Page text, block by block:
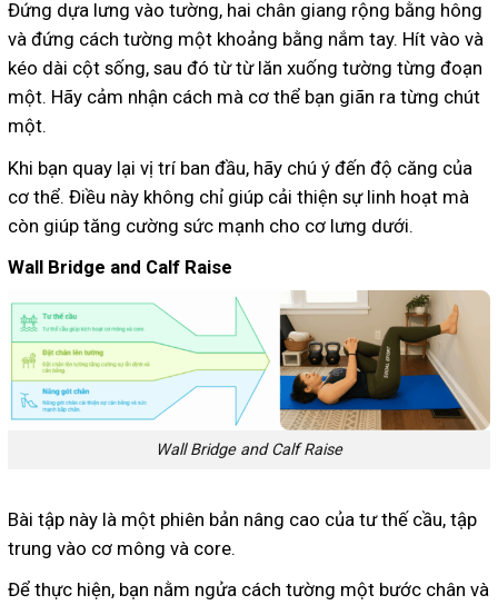
Đứng dựa lưng vào tường, hai chân giang rộng bằng hông
và đứng cách tường một khoảng bằng nắm tay. Hít vào và
kéo dài cột sống, sau đó từ từ lăn xuống tường từng đoạn
một. Hãy cảm nhận cách mà cơ thể bạn giãn ra từng chút
một.
Khi bạn quay lại vị trí ban đầu, hãy chú ý đến độ căng của
cơ thể. Điều này không chỉ giúp cải thiện sự linh hoạt mà
còn giúp tăng cường sức mạnh cho cơ lưng dưới.
Wall Bridge and Calf Raise
Wall Bridge and Calf Raise
Bài tập này là một phiên bản nâng cao của tư thế cầu, tập
trung vào cơ mông và core.
Để thực hiện, bạn nằm ngửa cách tường một bước chân và